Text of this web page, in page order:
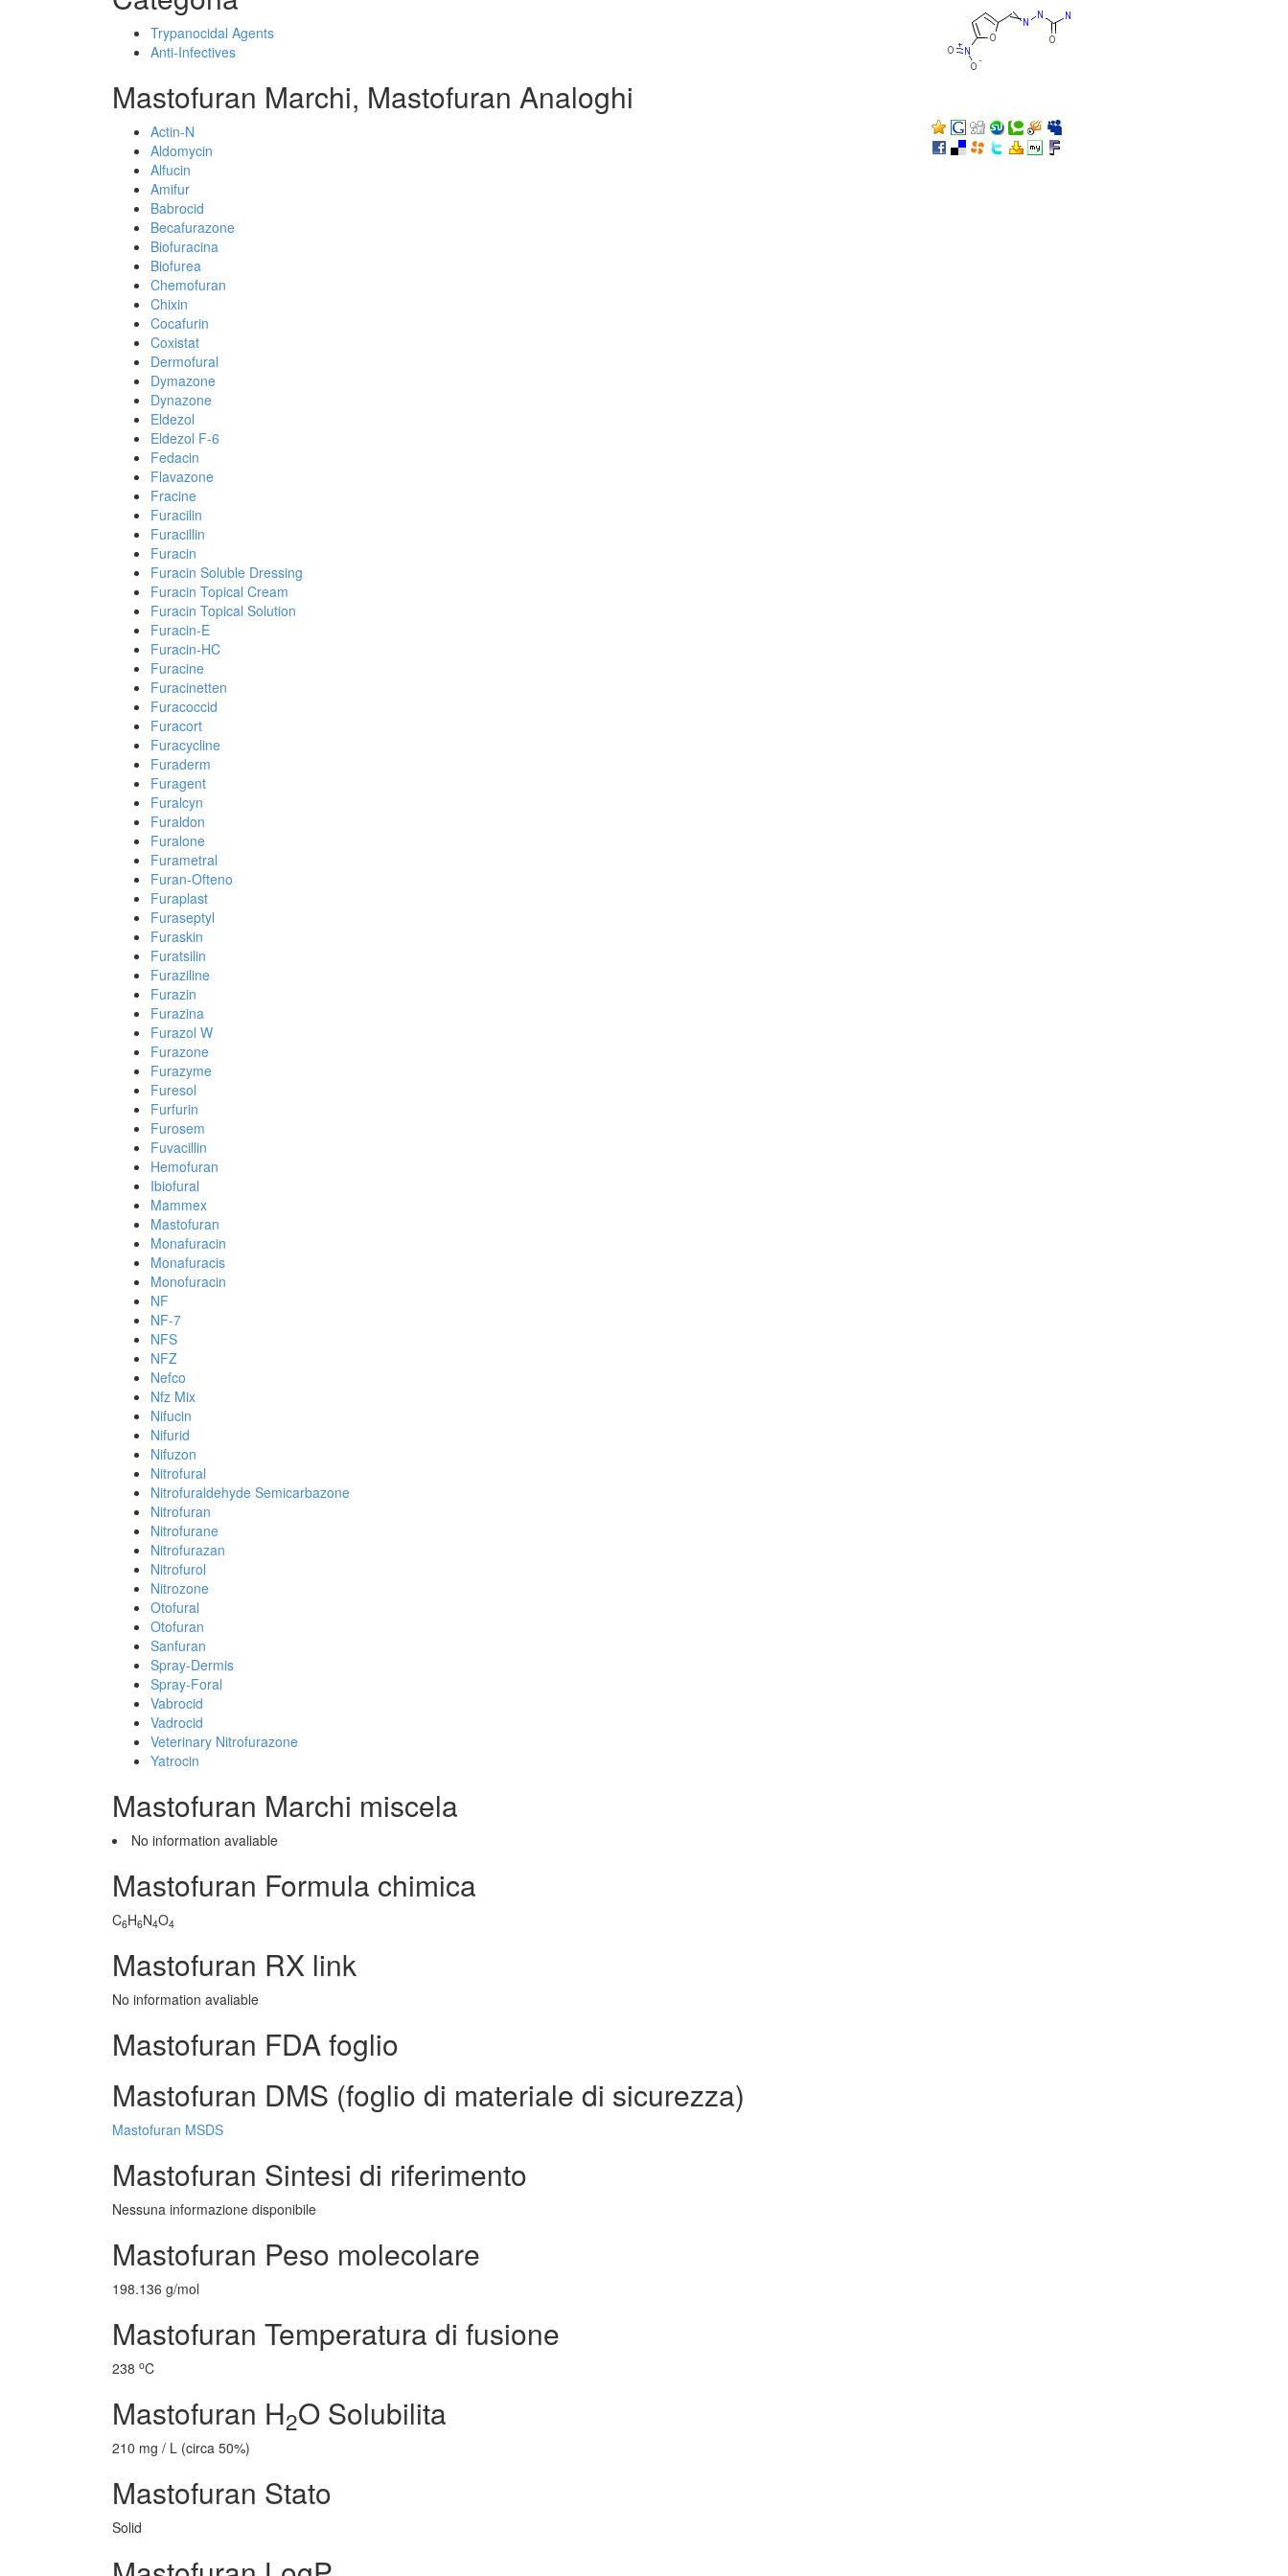
Trypanocidal Agents
Anti-Infectives
Mastofuran Marchi, Mastofuran Analoghi
Actin-N
Aldomycin
Alfucin
Amifur
Babrocid
Becafurazone
Biofuracina
Biofurea
Chemofuran
Chixin
Cocafurin
Coxistat
Dermofural
Dymazone
Dynazone
Eldezol
Eldezol F-6
Fedacin
Flavazone
Fracine
Furacilin
Furacillin
Furacin
Furacin Soluble Dressing
Furacin Topical Cream
Furacin Topical Solution
Furacin-E
Furacin-HC
Furacine
Furacinetten
Furacoccid
Furacort
Furacycline
Furaderm
Furagent
Furalcyn
Furaldon
Furalone
Furametral
Furan-Ofteno
Furaplast
Furaseptyl
Furaskin
Furatsilin
Furaziline
Furazin
Furazina
Furazol W
Furazone
Furazyme
Furesol
Furfurin
Furosem
Fuvacillin
Hemofuran
Ibiofural
Mammex
Mastofuran
Monafuracin
Monafuracis
Monofuracin
NF
NF-7
NFS
NFZ
Nefco
Nfz Mix
Nifucin
Nifurid
Nifuzon
Nitrofural
Nitrofuraldehyde Semicarbazone
Nitrofuran
Nitrofurane
Nitrofurazan
Nitrofurol
Nitrozone
Otofural
Otofuran
Sanfuran
Spray-Dermis
Spray-Foral
Vabrocid
Vadrocid
Veterinary Nitrofurazone
Yatrocin
Mastofuran Marchi miscela
No information avaliable
Mastofuran Formula chimica
C6H6N4O4
Mastofuran RX link
No information avaliable
Mastofuran FDA foglio
Mastofuran DMS (foglio di materiale di sicurezza)
Mastofuran MSDS
Mastofuran Sintesi di riferimento
Nessuna informazione disponibile
Mastofuran Peso molecolare
198.136 g/mol
Mastofuran Temperatura di fusione
238 oC
Mastofuran H2O Solubilita
210 mg / L (circa 50%)
Mastofuran Stato
Solid